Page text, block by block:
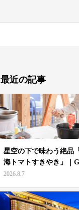
最近の記事
星空の下で味わう絶品
海トマトすきやき」｜
2026.8.7